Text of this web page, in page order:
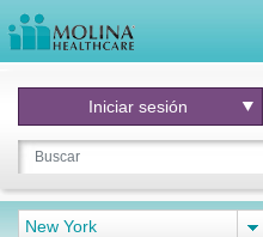
Iniciar sesión
New York